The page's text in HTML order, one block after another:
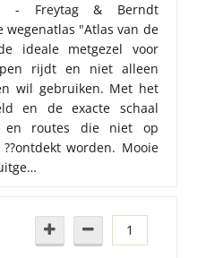
- Freytag & Berndt
"Atlas van de
ideale metgezel voor
rijdt en niet alleen
wil gebruiken. Met het
en de exacte schaal
en routes die niet op
worden. Mooie